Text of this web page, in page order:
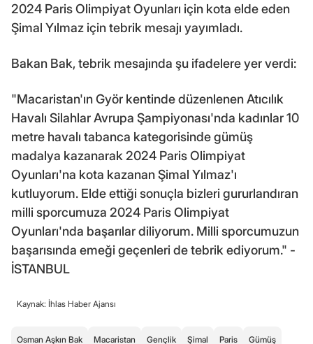
2024 Paris Olimpiyat Oyunları için kota elde eden
Şimal Yılmaz için tebrik mesajı yayımladı.
Bakan Bak, tebrik mesajında şu ifadelere yer verdi:
"Macaristan'ın Györ kentinde düzenlenen Atıcılık
Havalı Silahlar Avrupa Şampiyonası'nda kadınlar 10
metre havalı tabanca kategorisinde gümüş
madalya kazanarak 2024 Paris Olimpiyat
Oyunları'na kota kazanan Şimal Yılmaz'ı
kutluyorum. Elde ettiği sonuçla bizleri gururlandıran
milli sporcumuza 2024 Paris Olimpiyat
Oyunları'nda başarılar diliyorum. Milli sporcumuzun
başarısında emeği geçenleri de tebrik ediyorum." -
İSTANBUL
Kaynak: İhlas Haber Ajansı
Osman Aşkın Bak Macaristan Gençlik Şimal Paris Gümüş